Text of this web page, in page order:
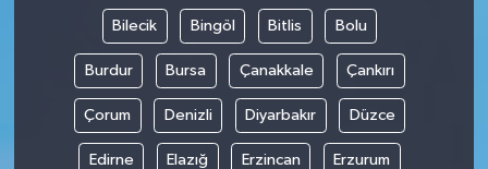
Bilecik Bingöl Bitlis Bolu
Burdur Bursa Çanakkale Çankırı
Çorum Denizli Diyarbakır Düzce
Edirne Elazığ Erzincan Erzurum